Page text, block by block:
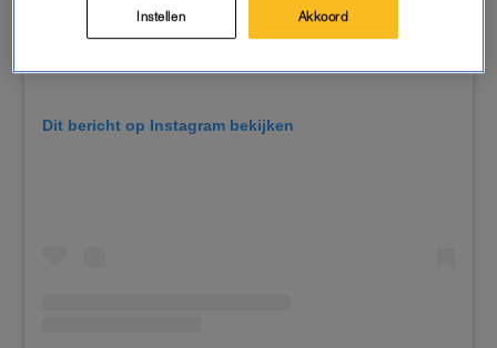
Dit bericht op Instagram bekijken
Instellen Akkoord